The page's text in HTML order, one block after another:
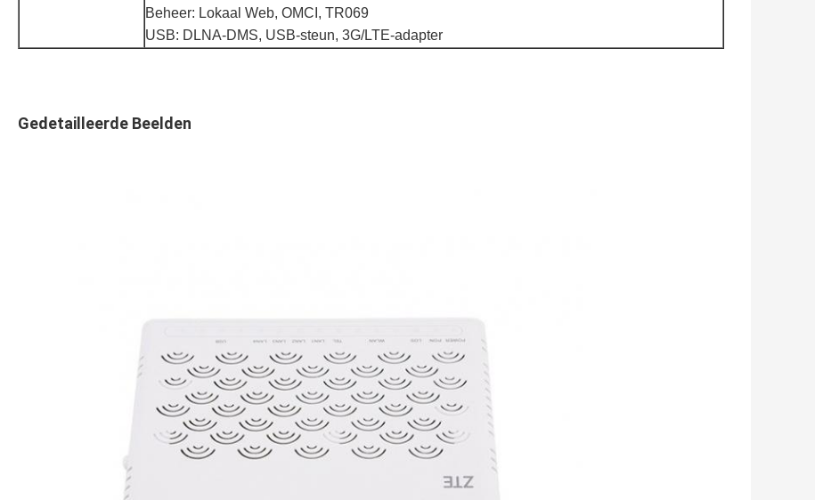
Beheer: Lokaal Web, OMCI, TR069
USB: DLNA-DMS, USB-steun, 3G/LTE-adapter
Gedetailleerde Beelden